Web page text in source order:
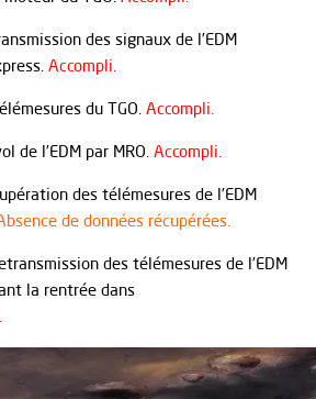
des signaux de l’EDM
Accompli.
du TGO. Accompli.
de l’EDM par MRO. Accompli.
des télémesures de l’EDM
de données récupérées.
des télémesures de l’EDM
la rentrée dans